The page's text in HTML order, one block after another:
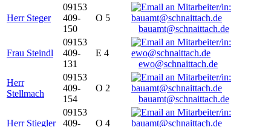
Herr Steger
09153
409-
150
O 5
bauamt@schnaittach.de
Frau Steindl
09153
409-
131
E 4
ewo@schnaittach.de
Herr
Stellmach
09153
409-
154
O 2
bauamt@schnaittach.de
Herr Stiegler
09153
409-
O 4